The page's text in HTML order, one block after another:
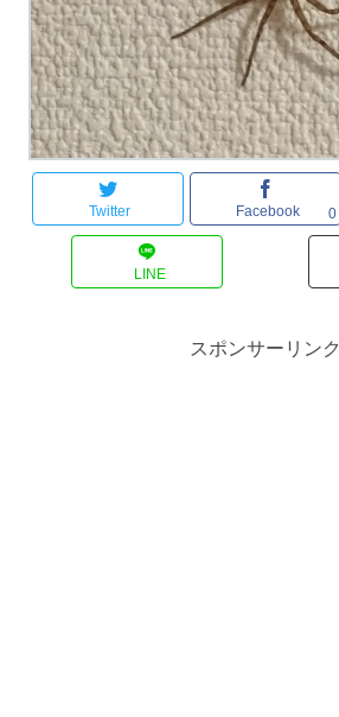
Twitter Facebook 0
LINE
スポンサーリンク